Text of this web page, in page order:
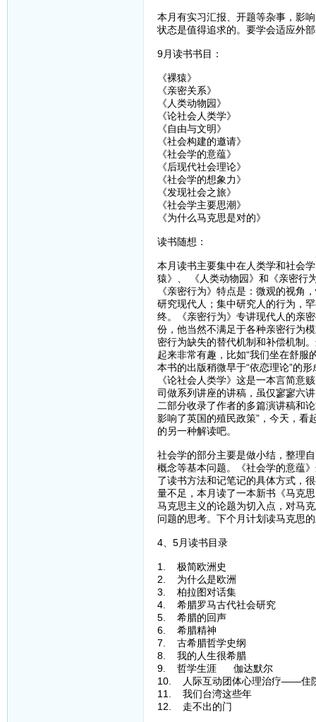
本月有实习汇报、开题等杂事，影
状态是值得追求的。要学会适应外
9月读书书目：
《裸猿》
《亲密关系》
《人类动物园》
《论社会人类学》
《自由与文明》
《社会构建的邀请》
《社会学的意蕴》
《后现代社会理论》
《社会学的想象力》
《发现社会之旅》
《社会学主要思潮》
《为什么马克思是对的》
读书随想：
本月读书主要集中在人类学和社会
猿》、 《人类动物园》和《亲密行
《亲密行为》特点是：微观的视角
研究现代人；集中研究人的行为，
终。《亲密行为》专讲现代人的亲
份，他当然不满足于各种亲密行为
密行为缺失的替代机制和补偿机制
起来非常有趣，比如“我们坐在舒服
本书的出版稍微早于“依恋理论”的
《论社会人类学》这是一本言简意
司做系列讲座的讲稿，虽仅寥寥六
二部分收录了作者的多篇演讲稿和
影响了英国的殖民政策”，今天，看
的另一种解读吧。
社会学的部分主要是做小结，整理
概念等基本问题。《社会学的意蕴
了读书方法和记笔记的具体方式，
量不足，本月读了一本新书《马克
马克思主义的论题为切入点，对马
问题的思考。下个月计划读马克思
4、5月读书目录
1. 极简欧洲史
2. 为什么是欧洲
3. 柏拉图对话集
4. 希腊罗马古代社会研究
5. 希腊的回声
6. 希腊精神
7. 古希腊哲学史纲
8. 我的人生很希腊
9. 哲学生涯 伽达默尔
10. 人际互动团体心理治疗——住
11. 我们台湾这些年
12. 走不出的门